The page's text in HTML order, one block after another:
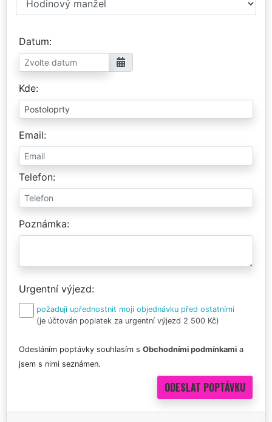
Datum
Kde
Email
Telefon
Poznámka
Urgentní výjezd
požaduji upřednostnit moji objednávku před ostatními
(je účtován poplatek za urgentní výjezd 2 500 Kč)
Odesláním poptávky souhlasím s Obchodními podmínkami a
jsem s nimi seznámen.